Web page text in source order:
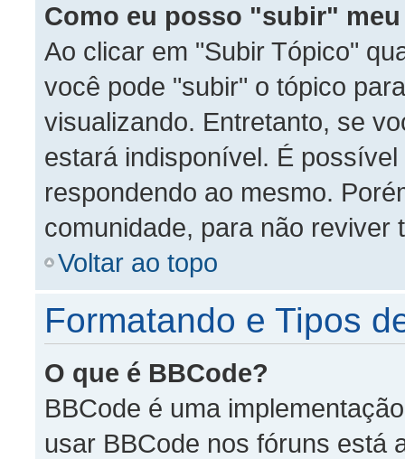
Como eu posso "subir"
Ao clicar em "Subir Tópico"
você pode "subir" o tópico
visualizando. Entretanto, se
estará indisponível. É
respondendo ao mesmo.
comunidade, para não reviver
Voltar ao topo
Formatando e Tipos
O que é BBCode?
BBCode é uma
usar BBCode nos fóruns está